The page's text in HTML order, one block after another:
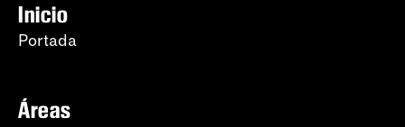
Inicio
Portada
Áreas